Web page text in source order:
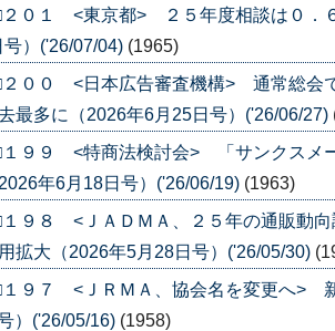
２０１ <東京都> ２５年度相談は０．
）('26/07/04) (1965)
２００ <日本広告審査機構> 通常総会
最多に（2026年6月25日号）('26/06/27)
１９９ <特商法検討会> 「サンクスメ
年6月18日号）('26/06/19) (1963)
１９８ <ＪＡＤＭＡ、２５年の通販動
拡大（2026年5月28日号）('26/05/30)
１９７ <ＪＲＭＡ、協会名を変更へ>
）('26/05/16) (1958)